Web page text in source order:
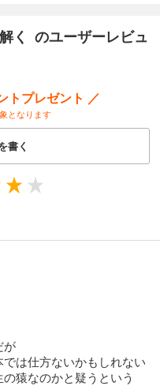
く のユーザーレビュ
トプレゼント ／
となります
書く
が
は仕方ないかもしれない
猿なのかと疑うという